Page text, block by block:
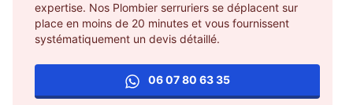
expertise. Nos Plombier serruriers se déplacent sur
place en moins de 20 minutes et vous fournissent
systématiquement un devis détaillé.
06 07 80 63 35